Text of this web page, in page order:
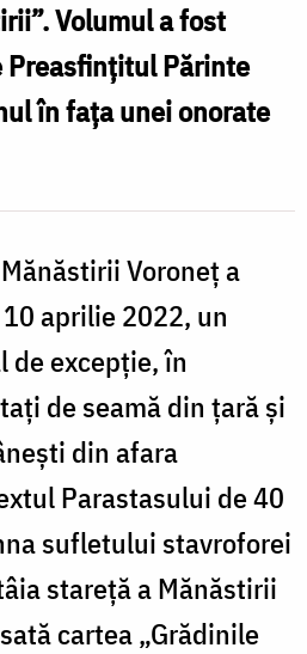
Volumul a fost
Preasfințitul Părinte
în fața unei onorate
Voroneț a
aprilie 2022, un
de excepție, în
de seamă din țară și
din afara
Parastasului de 40
sufletului stavroforei
stareță a Mănăstirii
cartea „Grădinile